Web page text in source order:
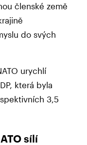
členské země
do svých
urychlí
která byla
3,5
sílí